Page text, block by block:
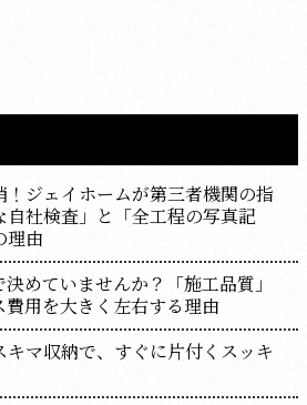
ジェイホームが第三者機関の指
社検査」と「全工程の写真記
理由
めていませんか？「施工品質」
用を大きく左右する理由
マ収納で、すぐに片付くスッキ